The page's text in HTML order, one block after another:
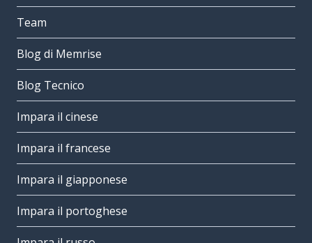
Team
Blog di Memrise
Blog Tecnico
Impara il cinese
Impara il francese
Impara il giapponese
Impara il portoghese